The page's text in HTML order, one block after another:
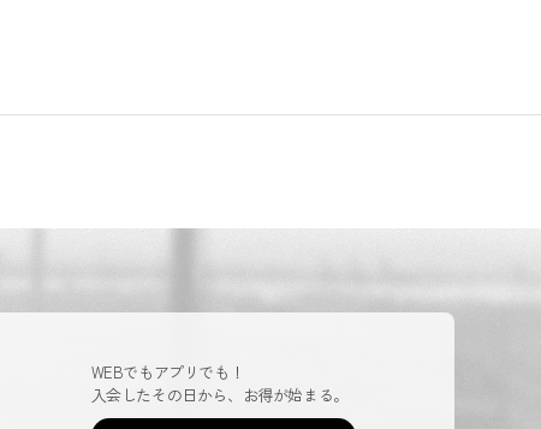
WEBでもアプリでも！
入会したその日から、お得が始まる。